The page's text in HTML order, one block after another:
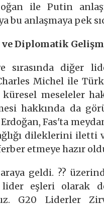
ile Putin
bu anlaşmaya pek
Diplomatik
sırasında diğer
Michel ile
meseleler
hakkında da
Fas'ta
dileklerini iletti
etmeye hazır
geldi. ??
eşleri olarak
G20 Liderler